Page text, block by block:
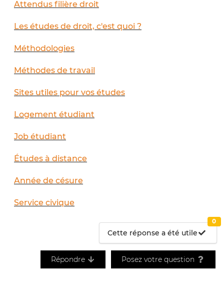
Attendus filière droit
Les études de droit, c'est quoi ?
Méthodologies
Méthodes de travail
Sites utiles pour vos études
Logement étudiant
Job étudiant
Études à distance
Année de césure
Service civique
Cette réponse a été utile
0
Répondre Posez votre question